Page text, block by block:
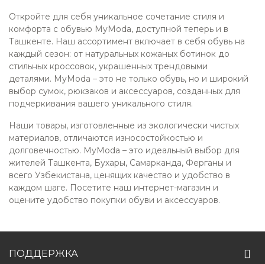
Откройте для себя уникальное сочетание стиля и
комфорта с обувью MyModa, доступной теперь и в
Ташкенте. Наш ассортимент включает в себя обувь на
каждый сезон: от натуральных кожаных ботинок до
стильных кроссовок, украшенных трендовыми
деталями. MyModa – это не только обувь, но и широкий
выбор сумок, рюкзаков и аксессуаров, созданных для
подчеркивания вашего уникального стиля.
Наши товары, изготовленные из экологически чистых
материалов, отличаются износостойкостью и
долговечностью. MyModa – это идеальный выбор для
жителей Ташкента, Бухары, Самарканда, Ферганы и
всего Узбекистана, ценящих качество и удобство в
каждом шаге. Посетите наш интернет-магазин и
оцените удобство покупки обуви и аксессуаров.
ПОДДЕРЖКА